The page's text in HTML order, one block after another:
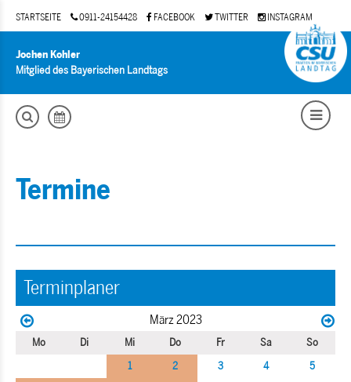
STARTSEITE 0911-24154428 FACEBOOK TWITTER INSTAGRAM
Jochen Kohler
Mitglied des Bayerischen Landtags
Termine
Terminplaner
März 2023
Mo Di Mi Do Fr Sa
So
1
2 3 4
5